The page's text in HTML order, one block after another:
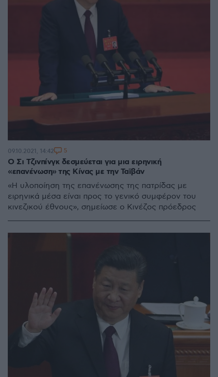
Ο Σι Τζινπίνγκ δεσμεύεται για μια ειρηνική
«επανένωση» της Κίνας με την Ταϊβάν
«Η υλοποίηση της επανένωσης της πατρίδας με
ειρηνικά μέσα είναι προς το γενικό συμφέρον του
κινεζικού έθνους», σημείωσε ο Κινέζος πρόεδρος
09.10.2021, 14:42 5